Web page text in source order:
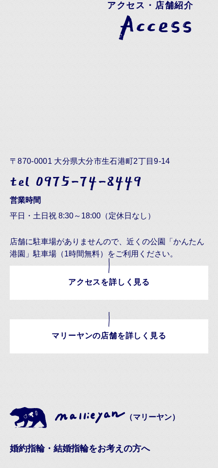
アクセス・店舗紹介
Access
〒870-0001 大分県大分市生石港町2丁目9-14
tel 0975-74-8449
営業時間
平日・土日祝 8:30～18:00（定休日なし）
店舗に駐車場がありませんので、近くの公園「かんたん
港園」駐車場（1時間無料）をご利用ください。
アクセスを詳しく見る
マリーヤンの店舗を詳しく見る
（マリーヤン）
婚約指輪・結婚指輪をお考えの方へ